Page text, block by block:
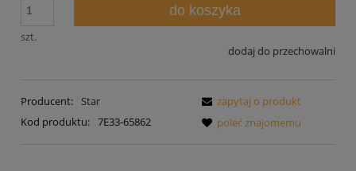
szt.
do koszyka
dodaj do przechowalni
Producent:
Star
Kod produktu: 7E33-65862
zapytaj o produkt
poleć znajomemu